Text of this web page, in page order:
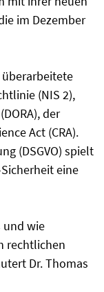
im Dezember
(NIS 2),
der
Act (CRA).
(DSGVO) spielt
eine
und wie
rechtlichen
Dr. Thomas